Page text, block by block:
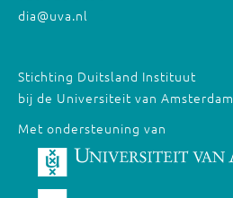
dia@uva.nl
Stichting Duitsland Instituut
bij de Universiteit van Amsterdam
Met ondersteuning van